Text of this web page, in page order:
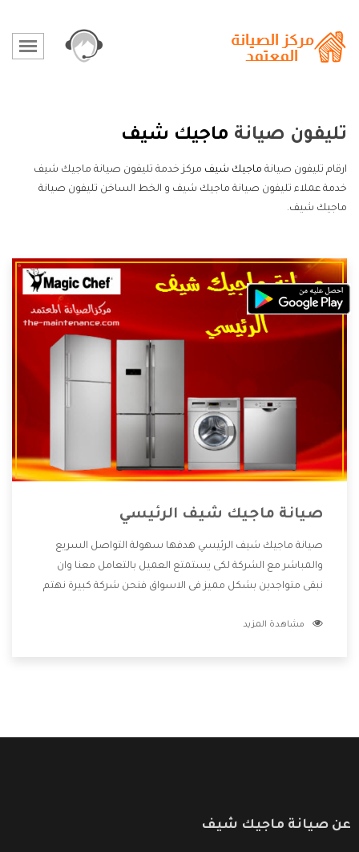
تليفون صيانة ماجيك شيف
ارقام تليفون صيانة ماجيك شيف مركز خدمة تليفون صيانة ماجيك شيف
خدمة عملاء تليفون صيانة ماجيك شيف و الخط الساخن تليفون صيانة
ماجيك شيف.
صيانة ماجيك شيف الرئيسي
صيانة ماجيك شيف الرئيسي هدفها سهولة التواصل السريع
والمباشر مع الشركة لكى يستمتع العميل بالتعامل معنا وان
نبقى متواجدين بشكل مميز فى الاسواق فنحن شركة كبيرة نهتم
الشركة بها والتى تكون منها خدمة الصيانة التى تكون من أهم
مشاهدة المزيد
عن صيانة ماجيك شيف